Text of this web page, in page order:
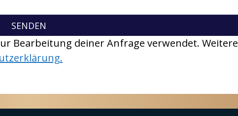
SENDEN
Bearbeitung deiner Anfrage verwendet. Weitere